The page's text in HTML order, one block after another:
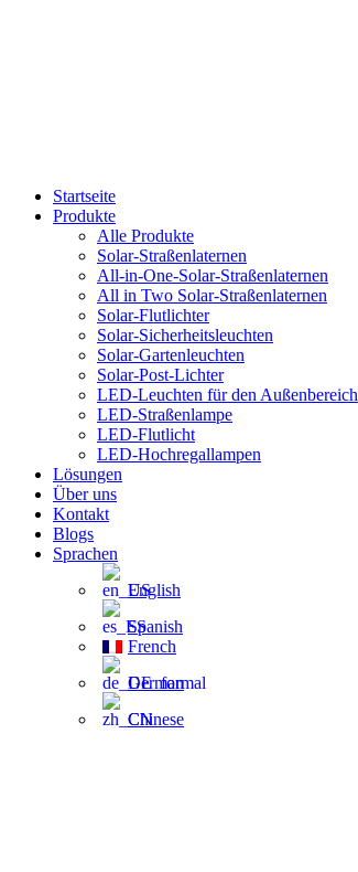
Startseite
Produkte
Alle Produkte
Solar-Straßenlaternen
All-in-One-Solar-Straßenlaternen
All in Two Solar-Straßenlaternen
Solar-Flutlichter
Solar-Sicherheitsleuchten
Solar-Gartenleuchten
Solar-Post-Lichter
LED-Leuchten für den Außenbereich
LED-Straßenlampe
LED-Flutlicht
LED-Hochregallampen
Lösungen
Über uns
Kontakt
Blogs
Sprachen
English
Spanish
French
German
Chinese